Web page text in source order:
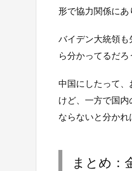
形で協力関係にあ
バイデン大統領
ら分かってるだろ
中国にしたって
けど、一方で国
ならないと分かれ
まとめ：